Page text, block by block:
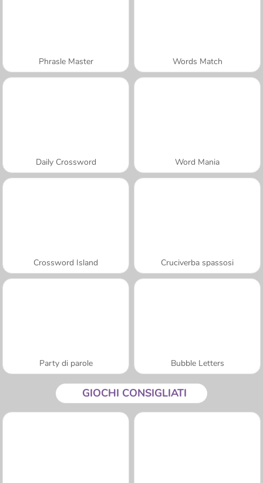
Phrasle Master Words Match
Daily Crossword Word Mania
Crossword Island Cruciverba spassosi
Party di parole Bubble Letters
GIOCHI CONSIGLIATI